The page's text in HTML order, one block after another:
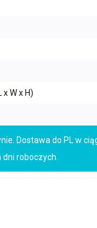
W x H)
Dostawa do PL w
roboczych.